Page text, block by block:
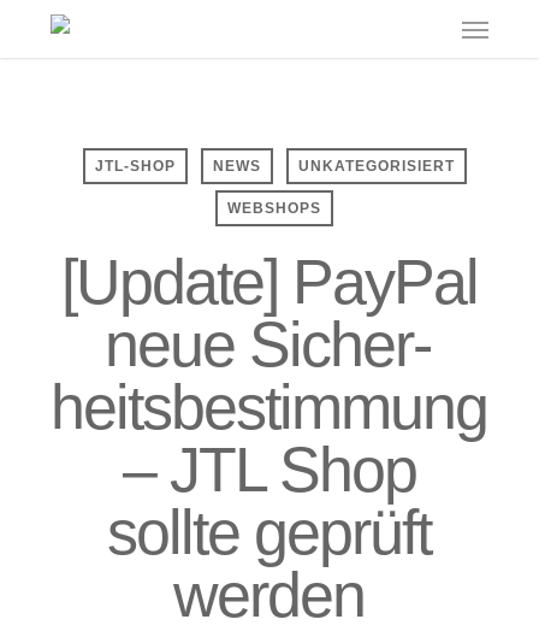
Menu
JTL-SHOP NEWS UNKATEGORISIERT
WEBSHOPS
[Update] PayPal
neue Sicher­
heits­bestimmung
– JTL Shop
sollte geprüft
werden